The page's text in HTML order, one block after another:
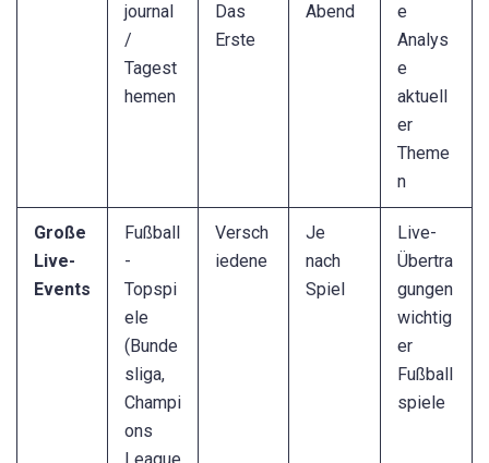
journal
/
Tagest
hemen
Das
Erste
Abend
e
Analys
e
aktuell
er
Theme
n
Große
Live-
Events
Fußball
-
Topspi
ele
(Bunde
sliga,
Champi
ons
Versch
iedene
Je
nach
Spiel
Live-
Übertra
gungen
wichtig
er
Fußball
spiele